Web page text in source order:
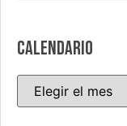
CALENDARIO